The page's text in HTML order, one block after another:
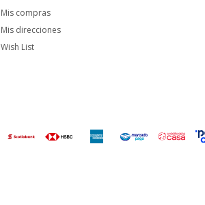
Mis compras
Mis direcciones
Wish List